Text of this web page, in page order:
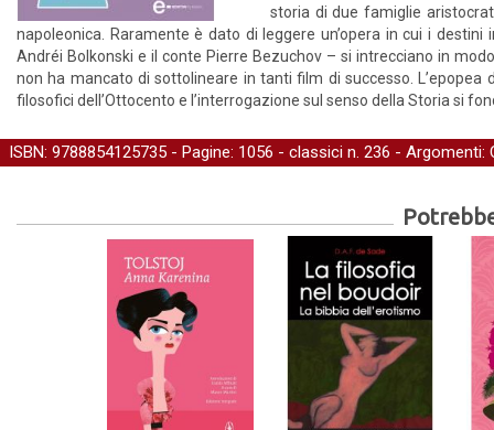
storia di due famiglie
napoleonica. Raramente è dato di leggere un’opera in cui i
Andréi Bolkonski e il conte Pierre Bezuchov – si intrecciano in
non ha mancato di sottolineare in tanti film di successo.
filosofici dell’Ottocento e l’interrogazione sul senso della Storia si
ISBN: 9788854125735 - Pagine: 1056 - classici n. 236 - Argomenti: